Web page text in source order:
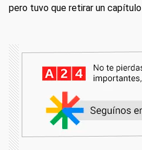
pero tuvo que retirar un capítulo